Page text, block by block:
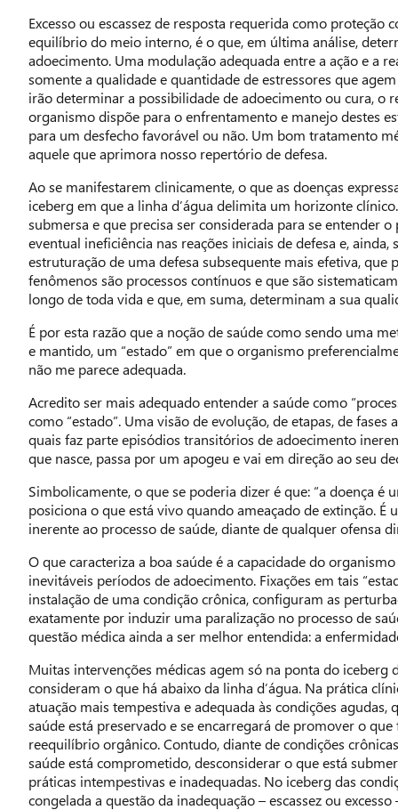
Excesso ou escassez de resposta requerida como proteção
equilíbrio do meio interno, é o que, em última análise,
adoecimento. Uma modulação adequada entre a ação e a
somente a qualidade e quantidade de estressores que
irão determinar a possibilidade de adoecimento ou cura, o
organismo dispõe para o enfrentamento e manejo destes
para um desfecho favorável ou não. Um bom tratamento
aquele que aprimora nosso repertório de defesa.
Ao se manifestarem clinicamente, o que as doenças
iceberg em que a linha d’água delimita um horizonte
submersa e que precisa ser considerada para se entender
eventual ineficiência nas reações iniciais de defesa e, ainda,
estruturação de uma defesa subsequente mais efetiva, que
fenômenos são processos contínuos e que são
longo de toda vida e que, em suma, determinam a sua
É por esta razão que a noção de saúde como sendo uma
e mantido, um “estado” em que o organismo
não me parece adequada.
Acredito ser mais adequado entender a saúde como
como “estado”. Uma visão de evolução, de etapas, de fases
quais faz parte episódios transitórios de adoecimento
que nasce, passa por um apogeu e vai em direção ao seu
Simbolicamente, o que se poderia dizer é que: “a doença é
posiciona o que está vivo quando ameaçado de extinção. É
inerente ao processo de saúde, diante de qualquer ofensa
O que caracteriza a boa saúde é a capacidade do
inevitáveis períodos de adoecimento. Fixações em tais
instalação de uma condição crônica, configuram as
exatamente por induzir uma paralização no processo de
questão médica ainda a ser melhor entendida: a
Muitas intervenções médicas agem só na ponta do iceberg
consideram o que há abaixo da linha d’água. Na prática
atuação mais tempestiva e adequada às condições agudas,
saúde está preservado e se encarregará de promover o
reequilíbrio orgânico. Contudo, diante de condições
saúde está comprometido, desconsiderar o que está
práticas intempestivas e inadequadas. No iceberg das
congelada a questão da inadequação – escassez ou